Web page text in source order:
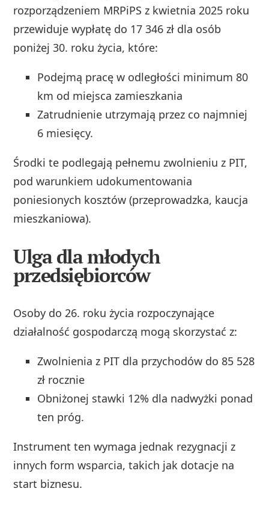
rozporządzeniem MRPiPS z kwietnia 2025 roku
przewiduje wypłatę do 17 346 zł dla osób
poniżej 30. roku życia, które:
Podejmą pracę w odległości minimum 80
km od miejsca zamieszkania
Zatrudnienie utrzymają przez co najmniej
6 miesięcy.
Środki te podlegają pełnemu zwolnieniu z PIT,
pod warunkiem udokumentowania
poniesionych kosztów (przeprowadzka, kaucja
mieszkaniowa).
Ulga dla młodych
przedsiębiorców
Osoby do 26. roku życia rozpoczynające
działalność gospodarczą mogą skorzystać z:
Zwolnienia z PIT dla przychodów do 85 528
zł rocznie
Obniżonej stawki 12% dla nadwyżki ponad
ten próg.
Instrument ten wymaga jednak rezygnacji z
innych form wsparcia, takich jak dotacje na
start biznesu.